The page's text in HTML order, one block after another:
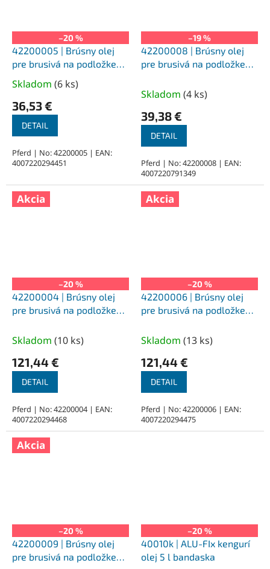
–20 %
42200005 | Brúsny olej
pre brusivá na podložke
411/1 NE, pre farebné kovy,
nerez, 1 l
Priemerné
hodnotenie
produktu
5,0
z
5
Skladom (6 ks)
36,53 €
DETAIL
Pferd | No: 42200005 | EAN:
4007220294451
–19 %
42200008 | Brúsny olej
pre brusivá na podložke
Skladom (4 ks)
39,38 €
DETAIL
Pferd | No: 42200008 | EAN:
4007220791349
Akcia
–20 %
42200004 | Brúsny olej
pre brusivá na podložke
Skladom (10 ks)
121,44 €
DETAIL
Pferd | No: 42200004 | EAN:
4007220294468
Akcia
–20 %
42200006 | Brúsny olej
pre brusivá na podložke
kovy, nerez, 5 l
Skladom (13 ks)
121,44 €
DETAIL
Pferd | No: 42200006 | EAN:
4007220294475
Akcia
–20 %
42200009 | Brúsny olej
pre brusivá na podložke
–20 %
40010k | ALU-FIx kengurí
olej 5 l bandaska